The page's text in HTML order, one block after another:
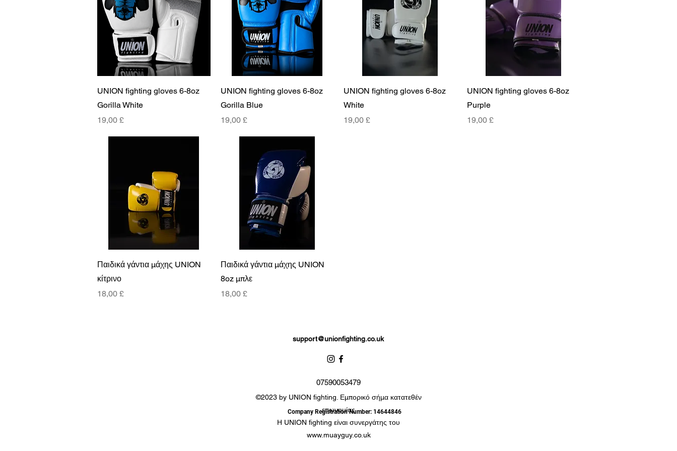
Γρήγορη προβολή
UNION fighting gloves 6-8oz
Gorilla White
Τιμή
19,00 £
Γρήγορη προβολή
UNION fighting gloves 6-8oz
Gorilla Blue
Τιμή
19,00 £
Γρήγορη προβολή
UNION fighting gloves 6-8oz
White
Τιμή
19,00 £
Γρήγορη προβολή
UNION fighting gloves 6-8oz
Purple
Τιμή
19,00 £
Γρήγορη προβολή
Παιδικά γάντια μάχης UNION
κίτρινο
Τιμή
18,00 £
Γρήγορη προβολή
Παιδικά γάντια μάχης UNION
8oz μπλε
Τιμή
18,00 £
support@unionfighting.co.uk
07590053479
©2023 by UNION fighting. Εμπορικό σήμα κατατεθέν
επωνυμίας
Η UNION fighting είναι συνεργάτης του
www.muayguy.co.uk
Company Registration Number: 14644846